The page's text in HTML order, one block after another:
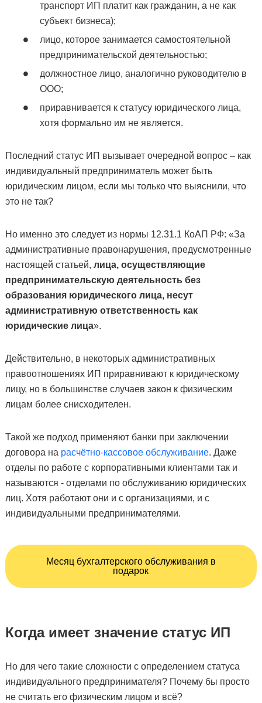
транспорт ИП платит как гражданин, а не как
субъект бизнеса);
лицо, которое занимается самостоятельной
предпринимательской деятельностью;
должностное лицо, аналогично руководителю в
ООО;
приравнивается к статусу юридического лица,
хотя формально им не является.
Последний статус ИП вызывает очередной вопрос – как
индивидуальный предприниматель может быть
юридическим лицом, если мы только что выяснили, что
это не так?
Но именно это следует из нормы 12.31.1 КоАП РФ: «За
административные правонарушения, предусмотренные
настоящей статьей, лица, осуществляющие
предпринимательскую деятельность без
образования юридического лица, несут
административную ответственность как
юридические лица».
Действительно, в некоторых административных
правоотношениях ИП приравнивают к юридическому
лицу, но в большинстве случаев закон к физическим
лицам более снисходителен.
Такой же подход применяют банки при заключении
договора на расчётно-кассовое обслуживание. Даже
отделы по работе с корпоративными клиентами так и
называются - отделами по обслуживанию юридических
лиц. Хотя работают они и с организациями, и с
индивидуальными предпринимателями.
Месяц бухгалтерского обслуживания в
подарок
Когда имеет значение статус ИП
Но для чего такие сложности с определением статуса
индивидуального предпринимателя? Почему бы просто
не считать его физическим лицом и всё?